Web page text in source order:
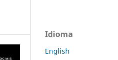
Idioma
English